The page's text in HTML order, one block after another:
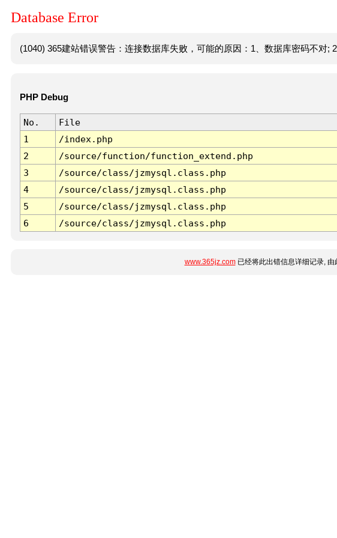
Database Error
(1040) 365建站错误警告：连接数据库失败，可能的原因：1、数据库密码不对; 2
PHP Debug
No. File
1
/index.php
2
/source/function/function_extend.php
3
/source/class/jzmysql.class.php
4
/source/class/jzmysql.class.php
5
/source/class/jzmysql.class.php
6
/source/class/jzmysql.class.php
www.365jz.com已经将此出错信息详细记录, 由